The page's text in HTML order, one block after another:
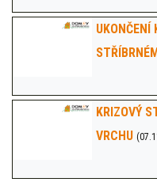
UKONČENÍ
KRIZOVÝ
VRCHU